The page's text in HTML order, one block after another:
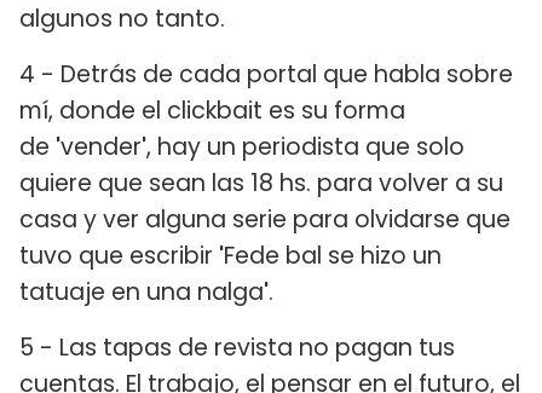
algunos no tanto.
4 - Detrás de cada portal que habla sobre
mí, donde el clickbait es su forma
de 'vender', hay un periodista que solo
quiere que sean las 18 hs. para volver a su
casa y ver alguna serie para olvidarse que
tuvo que escribir 'Fede bal se hizo un
tatuaje en una nalga'.
5 - Las tapas de revista no pagan tus
cuentas. El trabajo, el pensar en el futuro, el